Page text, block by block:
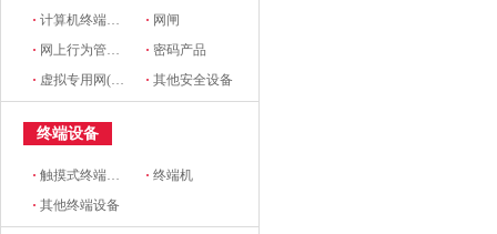
·计算机终端安全设备 · 网闸
· 网上行为管理设备 ·密码产品
· 虚拟专用网(VPN)设备 ·其他安全设备
终端设备
·触摸式终端设备 ·终端机
·其他终端设备